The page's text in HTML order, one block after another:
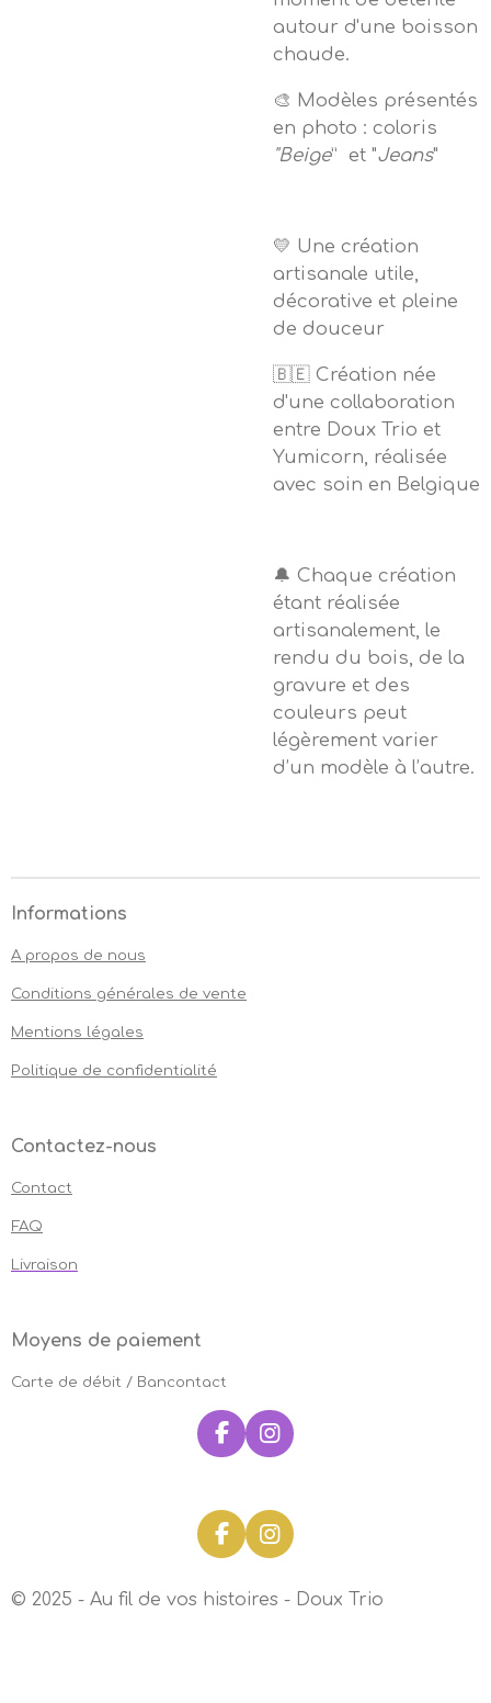
autour d'une boisson
chaude.
🎨 Modèles présentés
en photo : coloris
"Beige” et "Jeans"
💛 Une création
artisanale utile,
décorative et pleine
de douceur
🇧🇪 Création née
d'une collaboration
entre Doux Trio et
Yumicorn, réalisée
avec soin en Belgique
🔔 Chaque création
étant réalisée
artisanalement, le
rendu du bois, de la
gravure et des
couleurs peut
légèrement varier
d’un modèle à l’autre.
Informations
A propos de nous
Conditions générales de vente
Mentions légales
Politique de confidentialité
Contactez-nous
Contact
FAQ
Livraison
Moyens de paiement
Carte de débit / Bancontact
F
a
e
b
o
k
I
n
t
a
g
a
F
a
e
I
n
t
© 2025 - Au fil de vos histoires - Doux Trio